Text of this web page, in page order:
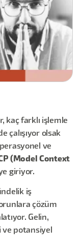
kaç farklı işlemle
çalışıyor olsak
ve
(Model Context
giriyor.
iş
çözüm
Gelin,
potansiyel